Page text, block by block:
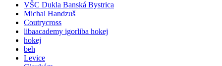
VŠC Dukla Banská Bystrica
Michal Handzuš
Coutrycross
libaacademy igorliba hokej
hokej
beh
Levice